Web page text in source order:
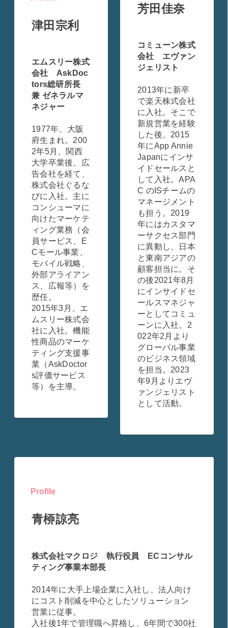
津田宗利
エムスリー株式
会社 AskDoc
tors総研所長
兼 ゼネラルマ
ネジャー
1977年、大阪
府生まれ。200
2年5月、関西
大学卒業後、広
告会社を経て、
株式会社ぐるな
びに入社。主に
コンシューマに
向けたマーケテ
ィング業務（会
員サービス、E
Cモール事業、
モバイル戦略、
外部アライアン
ス、広報等）を
歴任。
2015年3月、エ
ムスリー株式会
社に入社。機能
性商品のマーケ
ティング支援事
業（AskDoctor
s評価サービス
等）を主導。
芳田佳奈
コミューン株式
会社 エヴァン
ジェリスト
2013年に新卒
で楽天株式会社
に入社。そこで
新規営業を経験
した後、2015
年にApp Annie
Japanにインサ
イドセールスと
して入社。APA
C のISチームの
マネージメント
も担う。2019
年にはカスタマ
ーサクセス部門
に異動し、日本
と東南アジアの
顧客担当に。そ
の後2021年8月
にインサイドセ
ールスマネジャ
ーとしてコミュ
ーンに入社。2
022年2月より
グローバル事業
のビジネス領域
を担当。2023
年9月よりエヴ
ァンジェリスト
として活動。
Profile
青桺諒亮
株式会社マクロジ 執行役員 ECコンサル
ティング事業本部長
2014年に大手上場企業に入社し、法人向け
にコスト削減を中心としたソリューション
営業に従事。
入社後1年で管理職へ昇格し、6年間で300社